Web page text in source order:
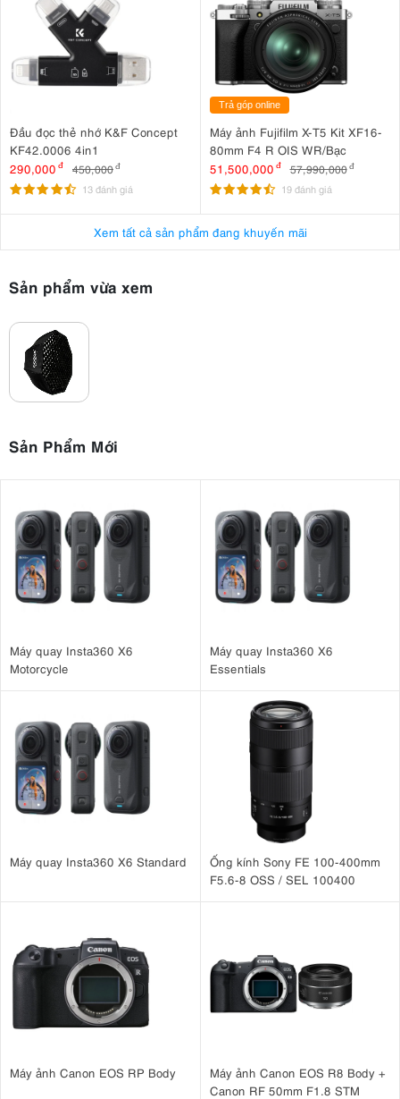
Đầu đọc thẻ nhớ K&F Concept
KF42.0006 4in1
290,000 đ 450,000đ
13 đánh giá
Trả góp online
Máy ảnh Fujifilm X-T5 Kit XF16-
80mm F4 R OIS WR/Bạc
51,500,000 đ 57,990,000 đ
19 đánh giá
Xem tất cả sản phẩm đang khuyến mãi
Sản phẩm vừa xem
Sản Phẩm Mới
Máy quay Insta360 X6
Motorcycle
Máy quay Insta360 X6
Essentials
Máy quay Insta360 X6 Standard
Ống kính Sony FE 100-400mm
F5.6-8 OSS / SEL 100400
Máy ảnh Canon EOS RP Body
Máy ảnh Canon EOS R8 Body +
Canon RF 50mm F1.8 STM